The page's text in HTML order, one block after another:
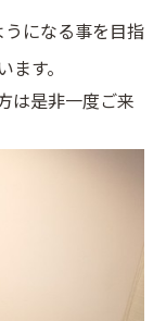
になる事を目指
す。
は是非一度ご来